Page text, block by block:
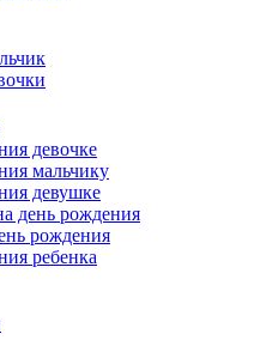
девочке
мальчику
девушке
день рождения
рождения
ребенка